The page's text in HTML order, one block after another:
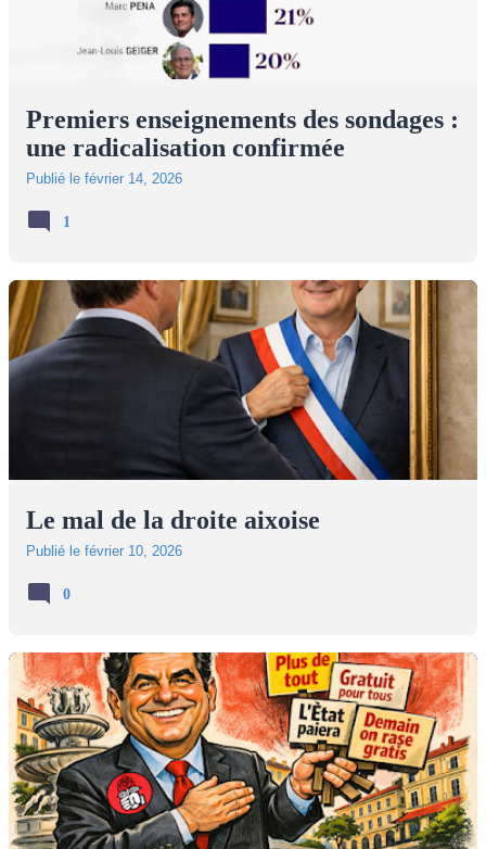
Premiers enseignements des sondages :
une radicalisation confirmée
Publié le février 14, 2026
1
Le mal de la droite aixoise
Publié le février 10, 2026
0